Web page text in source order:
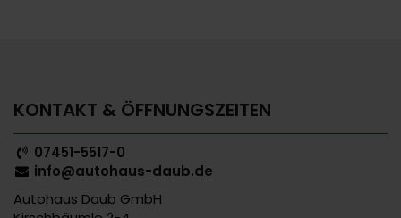
KONTAKT & ÖFFNUNGSZEITEN
07451-5517-0
info@autohaus-daub.de
Autohaus Daub GmbH